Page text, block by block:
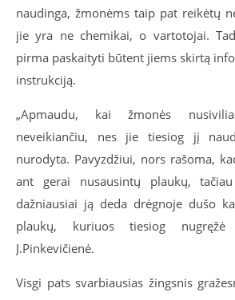
naudinga, žmonėms taip pat reikėtų
jie yra ne chemikai, o vartotojai.
pirma paskaityti būtent jiems skirtą
instrukciją.
„Apmaudu, kai žmonės
neveikiančiu, nes jie tiesiog jį
nurodyta. Pavyzdžiui, nors rašoma,
ant gerai nusausintų plaukų,
dažniausiai ją deda drėgnoje dušo
plaukų, kuriuos tiesiog
J.Pinkevičienė.
Visgi pats svarbiausias žingsnis